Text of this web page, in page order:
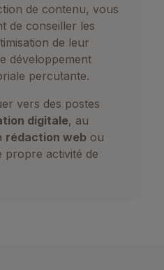
de contenu, vous
de conseiller les
de leur
développement
percutante.
vers des postes
digitale, au
rédaction web ou
activité de